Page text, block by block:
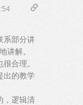
系部分讲
讲解。
合理。
出的教学
，逻辑清